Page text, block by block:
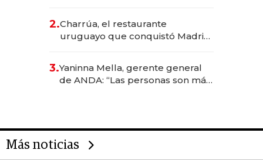
millones
2.Charrúa, el restaurante
uruguayo que conquistó Madrid:
anticipación y prepara apertura
3.Yaninna Mella, gerente general
de ANDA: “Las personas son más
Más noticias